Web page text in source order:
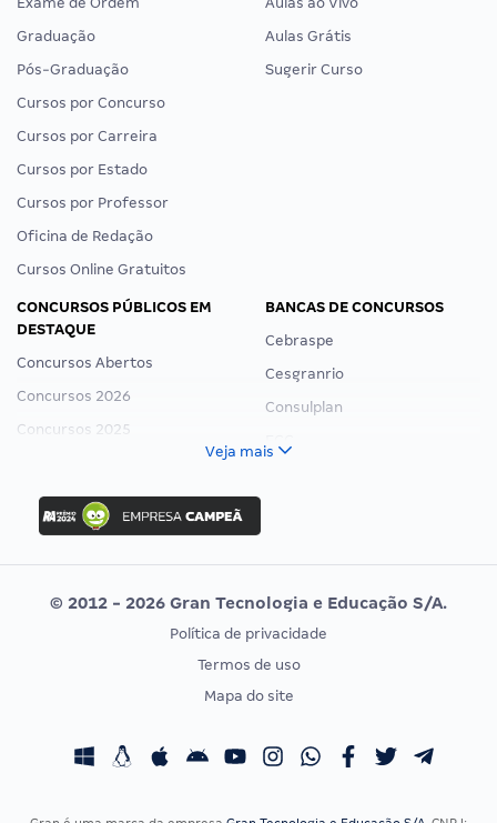
Graduação
Pós-Graduação
Cursos por Concurso
Cursos por Carreira
Cursos por Estado
Cursos por Professor
Oficina de Redação
Cursos Online Gratuitos
Aulas Grátis
Sugerir Curso
CONCURSOS PÚBLICOS EM
DESTAQUE
Concursos Abertos
Concursos 2026
Concursos 2025
Concurso Nacional Unificado
Concurso Ibama
Concurso MPU
Editais publicados
BANCAS DE CONCURSOS
Cebraspe
Cesgranrio
Consulplan
Vunesp
CONCURSOS POR PROFISSÃO
Concursos Fiscais
EXAME DE ORDEM
Calendário OAB
Veja mais
© 2012 - 2026 Gran Tecnologia e Educação S/A.
Política de privacidade
Termos de uso
Mapa do site